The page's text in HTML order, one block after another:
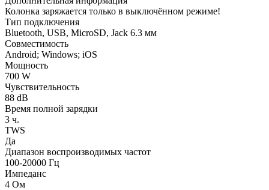
Колонка заряжается только в выключённом режиме!
Тип подключения
Bluetooth, USB, MicroSD, Jack 6.3 мм
Совместимость
Android; Windows; iOS
Мощность
700 W
Чувствительность
88 dB
Время полной зарядки
3 ч.
TWS
Да
Диапазон воспроизводимых частот
100-20000 Гц
Импеданс
4 Ом